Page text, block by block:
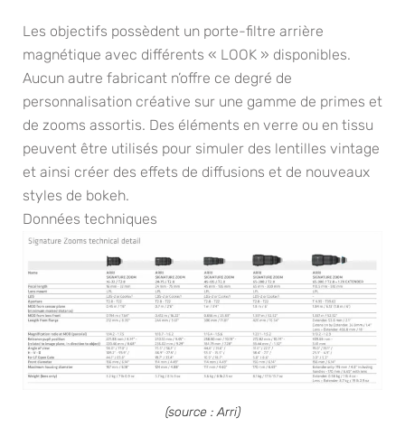
Les objectifs possèdent un porte-filtre arrière
magnétique avec différents « LOOK » disponibles.
Aucun autre fabricant n’offre ce degré de
personnalisation créative sur une gamme de primes et
de zooms assortis. Des éléments en verre ou en tissu
peuvent être utilisés pour simuler des lentilles vintage
et ainsi créer des effets de diffusions et de nouveaux
styles de bokeh.
Données techniques
(source : Arri)